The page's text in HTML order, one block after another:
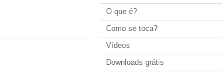
O que é?
Como se toca?
Vídeos
Downloads grátis